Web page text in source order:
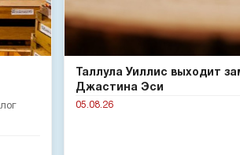
Таллула Уиллис выходит
Джастина Эси
05.08.26